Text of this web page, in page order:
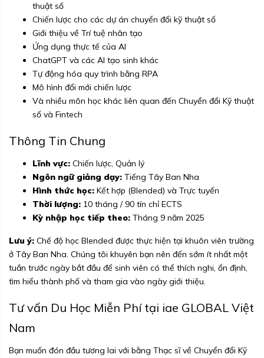
thuật số
Chiến lược cho các dự án chuyển đổi kỹ thuật số
Giới thiệu về Trí tuệ nhân tạo
Ứng dụng thực tế của AI
ChatGPT và các AI tạo sinh khác
Tự động hóa quy trình bằng RPA
Mô hình đổi mới chiến lược
Và nhiều môn học khác liên quan đến Chuyển đổi Kỹ thuật
số và Fintech
Thông Tin Chung
Lĩnh vực: Chiến lược, Quản lý
Ngôn ngữ giảng dạy: Tiếng Tây Ban Nha
Hình thức học: Kết hợp (Blended) và Trực tuyến
Thời lượng: 10 tháng / 90 tín chỉ ECTS
Kỳ nhập học tiếp theo: Tháng 9 năm 2025
Lưu ý: Chế độ học Blended được thực hiện tại khuôn viên trường
ở Tây Ban Nha. Chúng tôi khuyên bạn nên đến sớm ít nhất một
tuần trước ngày bắt đầu để sinh viên có thể thích nghi, ổn định,
tìm hiểu thành phố và tham gia vào ngày giới thiệu.
Tư vấn Du Học Miễn Phí tại iae GLOBAL Việt
Nam
Bạn muốn đón đầu tương lai với bằng Thạc sĩ về Chuyển đổi Kỹ